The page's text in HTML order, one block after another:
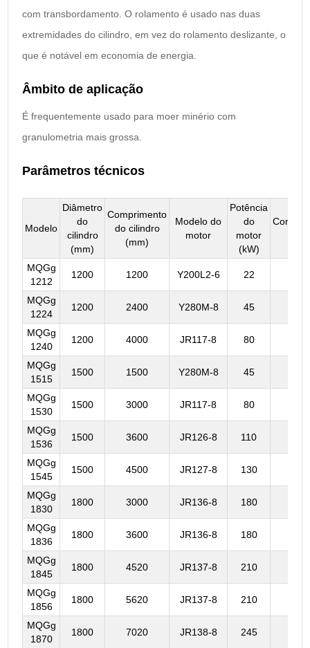
com transbordamento. O rolamento é usado nas duas
extremidades do cilindro, em vez do rolamento deslizante, o
que é notável em economia de energia.
Âmbito de aplicação
É frequentemente usado para moer minério com
granulometria mais grossa.
Parâmetros técnicos
Modelo
Diâmetro
do
cilindro
(mm)
Comprimento
do cilindro
(mm)
Modelo do
motor
Potência
do
motor
(kW)
MQGg
1212
1200 1200 Y200L2-6 22
MQGg
1224
1200 2400 Y280M-8 45
MQGg
1240
1200 4000 JR117-8 80
MQGg
1515
1500 1500 Y280M-8 45
MQGg
1530
1500 3000 JR117-8 80
MQGg
1536
1500 3600 JR126-8 110
MQGg
1545
1500 4500 JR127-8 130
MQGg
1830
1800 3000 JR136-8 180
MQGg
1836
1800 3600 JR136-8 180
MQGg
1845
1800 4520 JR137-8 210
MQGg
1856
1800 5620 JR137-8 210
MQGg
1870
1800 7020 JR138-8 245